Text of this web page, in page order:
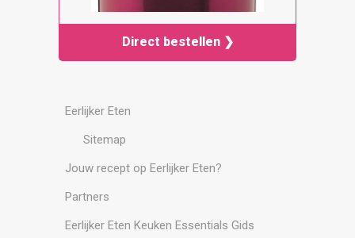
Direct bestellen ❯
Eerlijker Eten
Sitemap
Jouw recept op Eerlijker Eten?
Partners
Eerlijker Eten Keuken Essentials Gids